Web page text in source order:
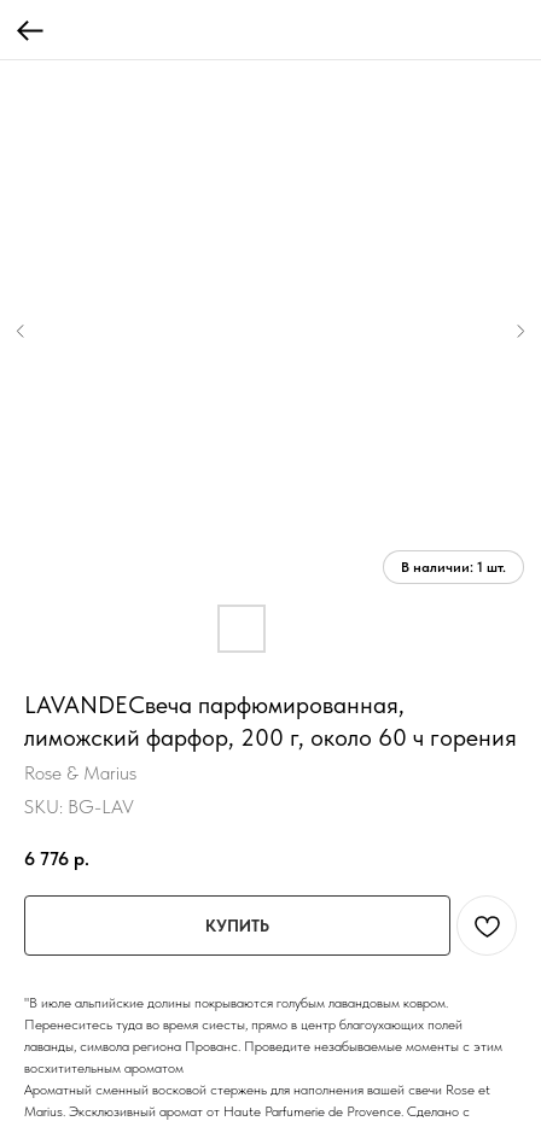
LAVANDEСвеча парфюмированная,
лиможский фарфор, 200 г, около 60 ч горения
Rose & Marius
SKU: BG-LAV
6 776 р.
КУПИТЬ
"В июле альпийские долины покрываются голубым лавандовым ковром.
Перенеситесь туда во время сиесты, прямо в центр благоухающих полей
лаванды, символа региона Прованс. Проведите незабываемые моменты с этим
восхитительным ароматом
Ароматный сменный восковой стержень для наполнения вашей свечи Rose et
Marius. Эксклюзивный аромат от Haute Parfumerie de Provence. Сделано с